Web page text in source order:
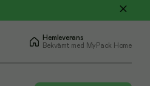
Hemleverans
Bekvämt med MyPack Home